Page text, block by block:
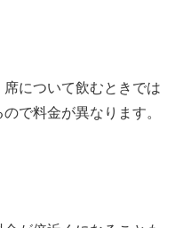
について飲むときでは
で料金が異なります。